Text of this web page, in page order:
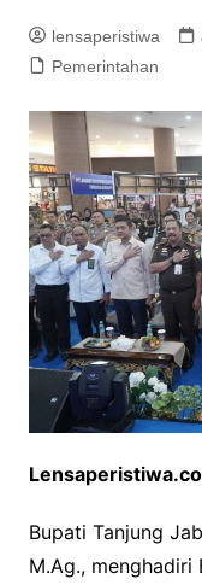
lensaperistiwa
Pemerintahan
Bupati Tanjung
M.Ag., menghadiri